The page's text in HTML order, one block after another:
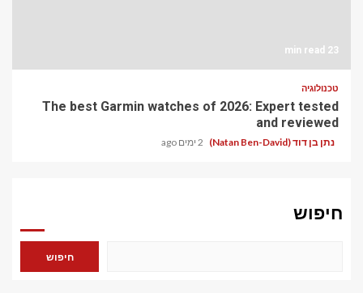
23 min read
טכנולוגיה
The best Garmin watches of 2026: Expert tested
and reviewed
נתן בן דוד (Natan Ben-David) 2 ימים ago
חיפוש
חיפוש